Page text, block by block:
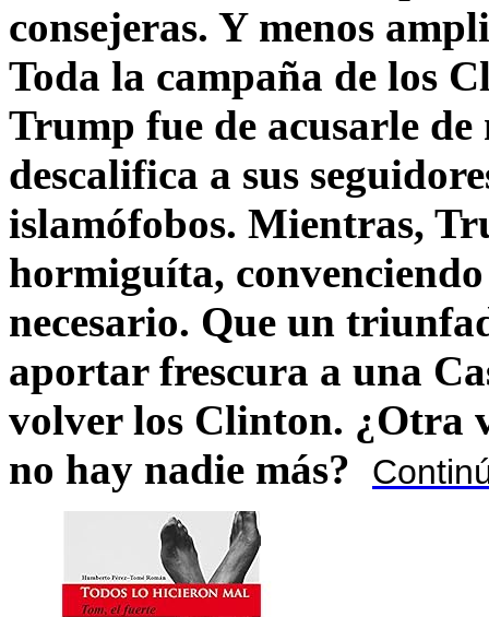
consejeras. Y menos
Toda la campaña de los
Trump fue de acusarle
descalifica a sus
islamófobos. Mientras,
hormiguíta,
necesario. Que un
aportar frescura a una
volver los Clinton. ¿Otra
no hay nadie más?